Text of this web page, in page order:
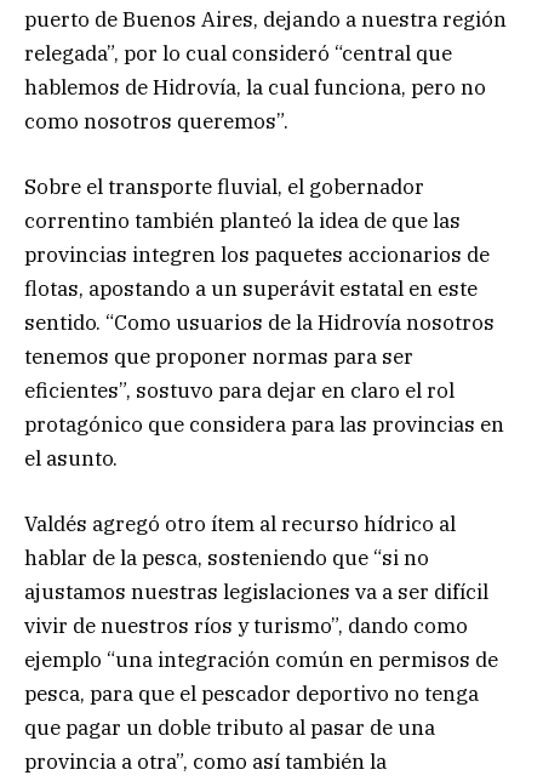
puerto de Buenos Aires, dejando a nuestra región
relegada”, por lo cual consideró “central que
hablemos de Hidrovía, la cual funciona, pero no
como nosotros queremos”.
Sobre el transporte fluvial, el gobernador
correntino también planteó la idea de que las
provincias integren los paquetes accionarios de
flotas, apostando a un superávit estatal en este
sentido. “Como usuarios de la Hidrovía nosotros
tenemos que proponer normas para ser
eficientes”, sostuvo para dejar en claro el rol
protagónico que considera para las provincias en
el asunto.
Valdés agregó otro ítem al recurso hídrico al
hablar de la pesca, sosteniendo que “si no
ajustamos nuestras legislaciones va a ser difícil
vivir de nuestros ríos y turismo”, dando como
ejemplo “una integración común en permisos de
pesca, para que el pescador deportivo no tenga
que pagar un doble tributo al pasar de una
provincia a otra”, como así también la